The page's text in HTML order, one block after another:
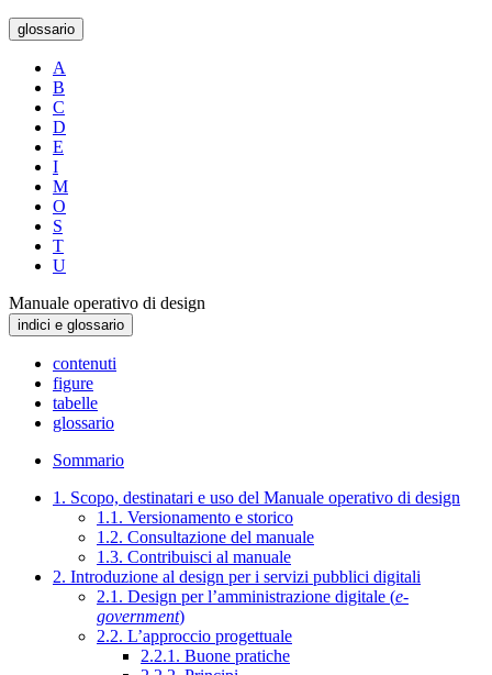
glossario
A
B
C
D
E
I
M
O
S
T
U
Manuale operativo di design
indici e glossario
contenuti
figure
tabelle
glossario
Sommario
1. Scopo, destinatari e uso del Manuale operativo di design
1.1. Versionamento e storico
1.2. Consultazione del manuale
1.3. Contribuisci al manuale
2. Introduzione al design per i servizi pubblici digitali
2.1. Design per l’amministrazione digitale (e-
government)
2.2. L’approccio progettuale
2.2.1. Buone pratiche